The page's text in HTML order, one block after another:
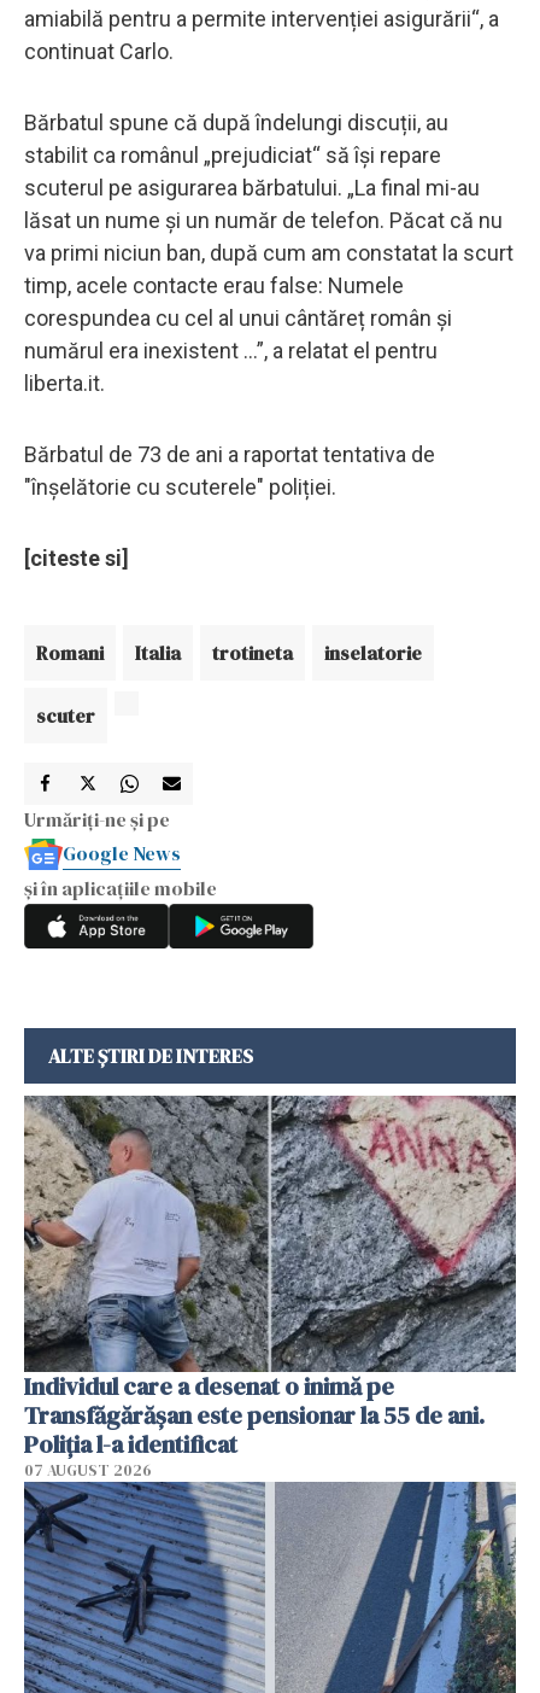
amiabilă pentru a permite intervenției asigurării“, a
continuat Carlo.
Bărbatul spune că după îndelungi discuții, au
stabilit ca românul „prejudiciat“ să își repare
scuterul pe asigurarea bărbatului. „La final mi-au
lăsat un nume și un număr de telefon. Păcat că nu
va primi niciun ban, după cum am constatat la scurt
timp, acele contacte erau false: Numele
corespundea cu cel al unui cântăreț român și
numărul era inexistent ...”, a relatat el pentru
liberta.it.
Bărbatul de 73 de ani a raportat tentativa de
"înșelătorie cu scuterele" poliției.
[citeste si]
Romani Italia trotineta inselatorie
scuter
Urmăriți-ne și pe
Google News
și în aplicațiile mobile
ALTE ȘTIRI DE INTERES
Individul care a desenat o inimă pe
Transfăgărășan este pensionar la 55 de ani.
Poliția l-a identificat
07 AUGUST 2026